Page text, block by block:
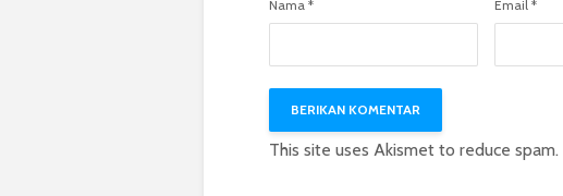
Nama * Email *
This site uses Akismet to reduce spam.